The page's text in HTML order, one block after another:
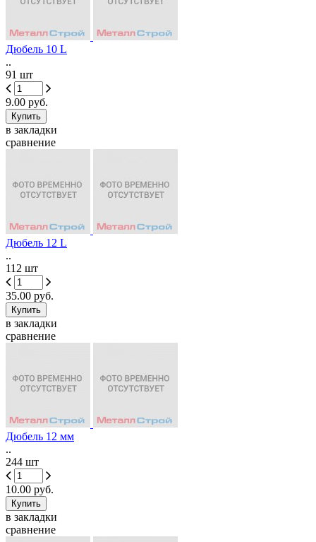
Дюбель 10 L
..
91 шт
9.00 руб.
в закладки
сравнение
Дюбель 12 L
..
112 шт
35.00 руб.
в закладки
сравнение
Дюбель 12 мм
..
244 шт
10.00 руб.
в закладки
сравнение